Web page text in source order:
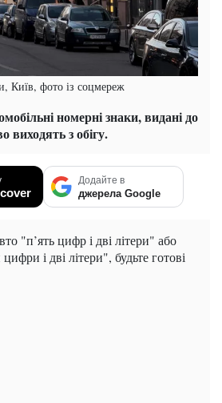
Київ, фото із соцмереж
номерні знаки, видані до
виходять з обігу.
Додайте в
джерела Google
"п’ять цифр і дві літери" або
і дві літери", будьте готові